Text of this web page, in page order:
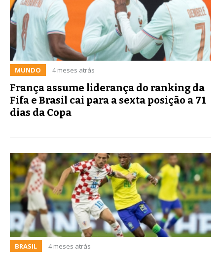
MUNDO 4 meses atrás
França assume liderança do ranking da
Fifa e Brasil cai para a sexta posição a 71
dias da Copa
BRASIL 4 meses atrás